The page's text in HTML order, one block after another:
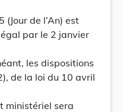
de l’An) est
par le 2 janvier
les dispositions
de la loi du 10 avril
ministériel sera